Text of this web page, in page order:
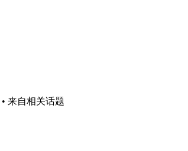
• 来自相关话题